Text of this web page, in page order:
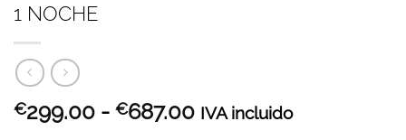
1 NOCHE
€299.00 - €687.00Rango
IVA incluido